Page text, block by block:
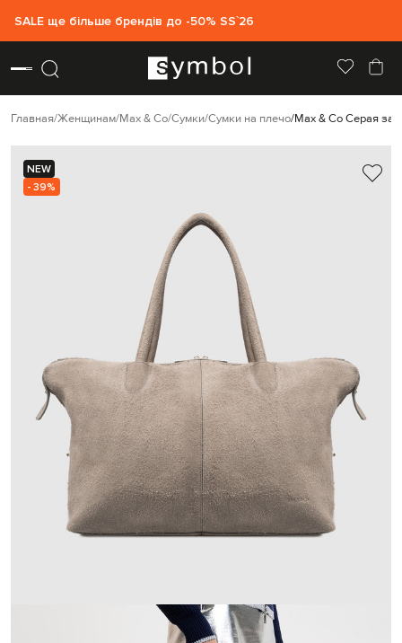
SALE ще більше брендів до -50% SS`26
Главная Женщинам Max & Co Сумки Сумки на плечо Max & Co Серая
NEW
- 39%